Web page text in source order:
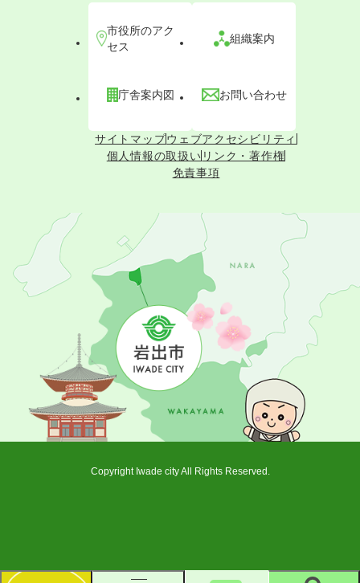
市役所のアク
セス
組織案内
庁舎案内図 お問い合わせ
サイトマップウェブアクセシビリティ
個人情報の取扱い リンク・著作権
免責事項
Copyright Iwade city All Rights Reserved.